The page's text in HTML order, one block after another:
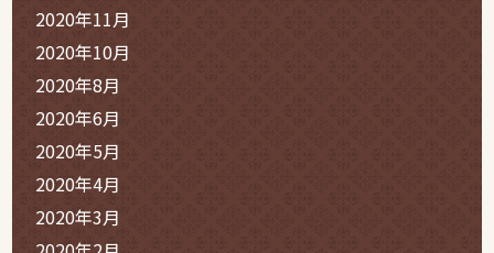
2020年11月
2020年10月
2020年8月
2020年6月
2020年5月
2020年4月
2020年3月